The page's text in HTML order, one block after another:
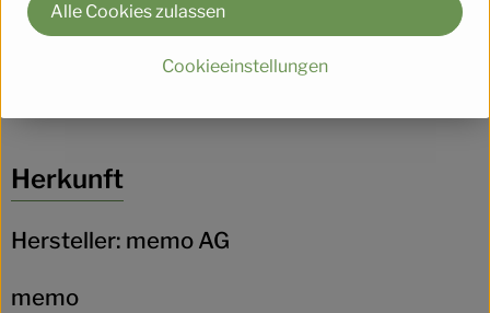
Produktdatenblatt
Herkunft
Hersteller: memo AG
memo
Cookieeinstellungen
Alle Cookies zulassen